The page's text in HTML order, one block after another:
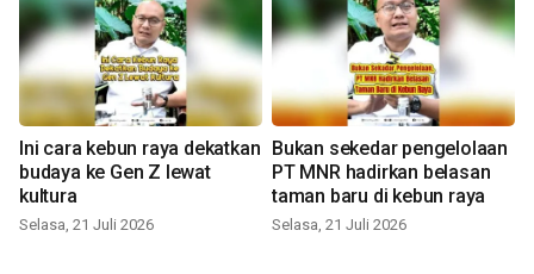
Ini cara kebun raya dekatkan
budaya ke Gen Z lewat
kultura
Selasa, 21 Juli 2026
Bukan sekedar pengelolaan
PT MNR hadirkan belasan
taman baru di kebun raya
Selasa, 21 Juli 2026